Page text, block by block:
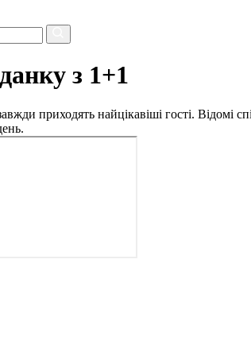
з 1+1
завжди приходять найцікавіші гості.